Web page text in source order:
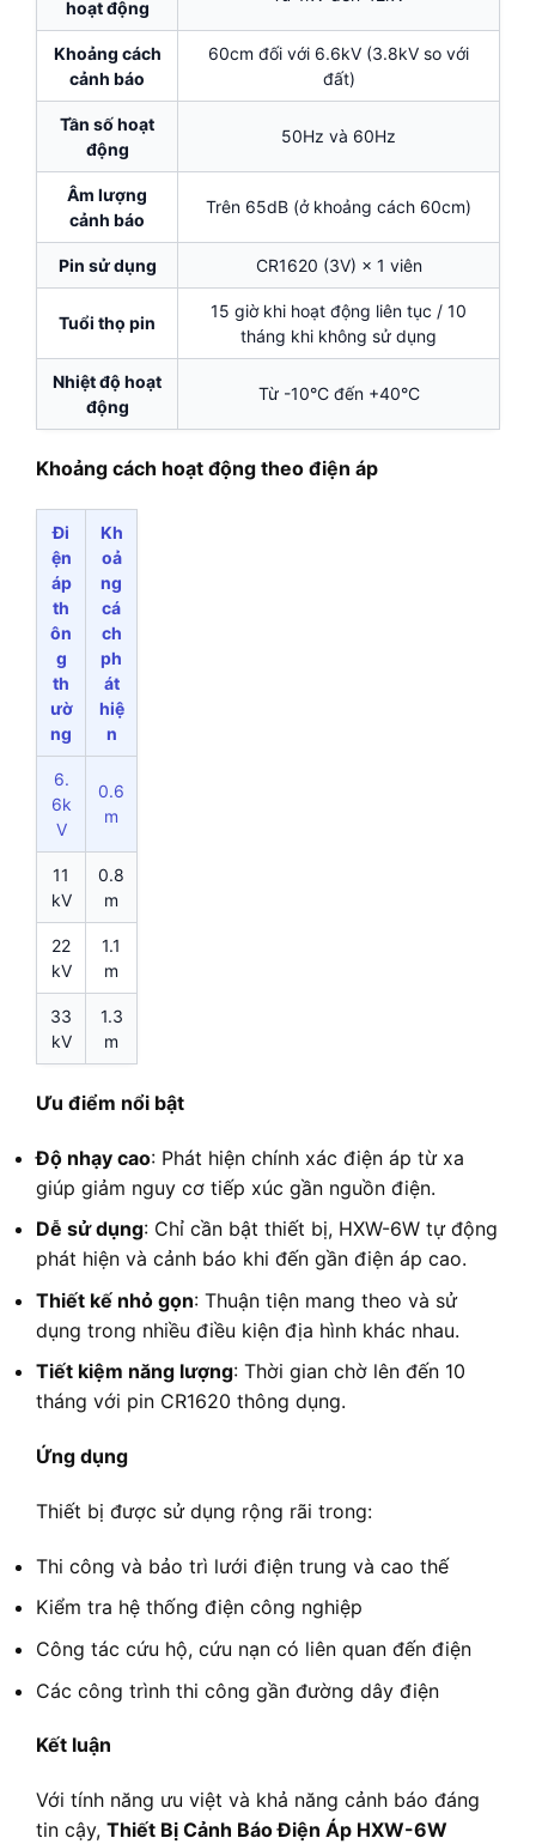
hoạt động
Khoảng cách
cảnh báo
60cm đối với 6.6kV (3.8kV so với
đất)
Tần số hoạt
động
50Hz và 60Hz
Âm lượng
cảnh báo
Trên 65dB (ở khoảng cách 60cm)
Pin sử dụng CR1620 (3V) × 1 viên
Tuổi thọ pin
15 giờ khi hoạt động liên tục / 10
tháng khi không sử dụng
Nhiệt độ hoạt
động
Từ -10°C đến +40°C
Khoảng cách hoạt động theo điện áp
Đi
ện
áp
th
ôn
g
th
ườ
ng
Kh
oả
ng
cá
ch
ph
át
hiệ
n
6.
6k
V
0.6
m
11
kV
0.8
m
22
kV
1.1
m
33
kV
1.3
m
Ưu điểm nổi bật
Độ nhạy cao: Phát hiện chính xác điện áp từ xa
giúp giảm nguy cơ tiếp xúc gần nguồn điện.
Dễ sử dụng: Chỉ cần bật thiết bị, HXW-6W tự động
phát hiện và cảnh báo khi đến gần điện áp cao.
Thiết kế nhỏ gọn: Thuận tiện mang theo và sử
dụng trong nhiều điều kiện địa hình khác nhau.
Tiết kiệm năng lượng: Thời gian chờ lên đến 10
tháng với pin CR1620 thông dụng.
Ứng dụng
Thiết bị được sử dụng rộng rãi trong:
Thi công và bảo trì lưới điện trung và cao thế
Kiểm tra hệ thống điện công nghiệp
Công tác cứu hộ, cứu nạn có liên quan đến điện
Các công trình thi công gần đường dây điện
Kết luận
Với tính năng ưu việt và khả năng cảnh báo đáng
tin cậy, Thiết Bị Cảnh Báo Điện Áp HXW-6W